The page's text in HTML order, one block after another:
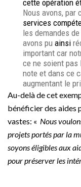
cette opération
Nous avons, par
services
les demandes
avons pu ainsi
important car
ce ne soient
note et dans ce
augmentant le
Au-delà de cet
bénéficier des aides
vastes: « Nous
projets portés par la
soyons éligibles aux
pourpréserver les